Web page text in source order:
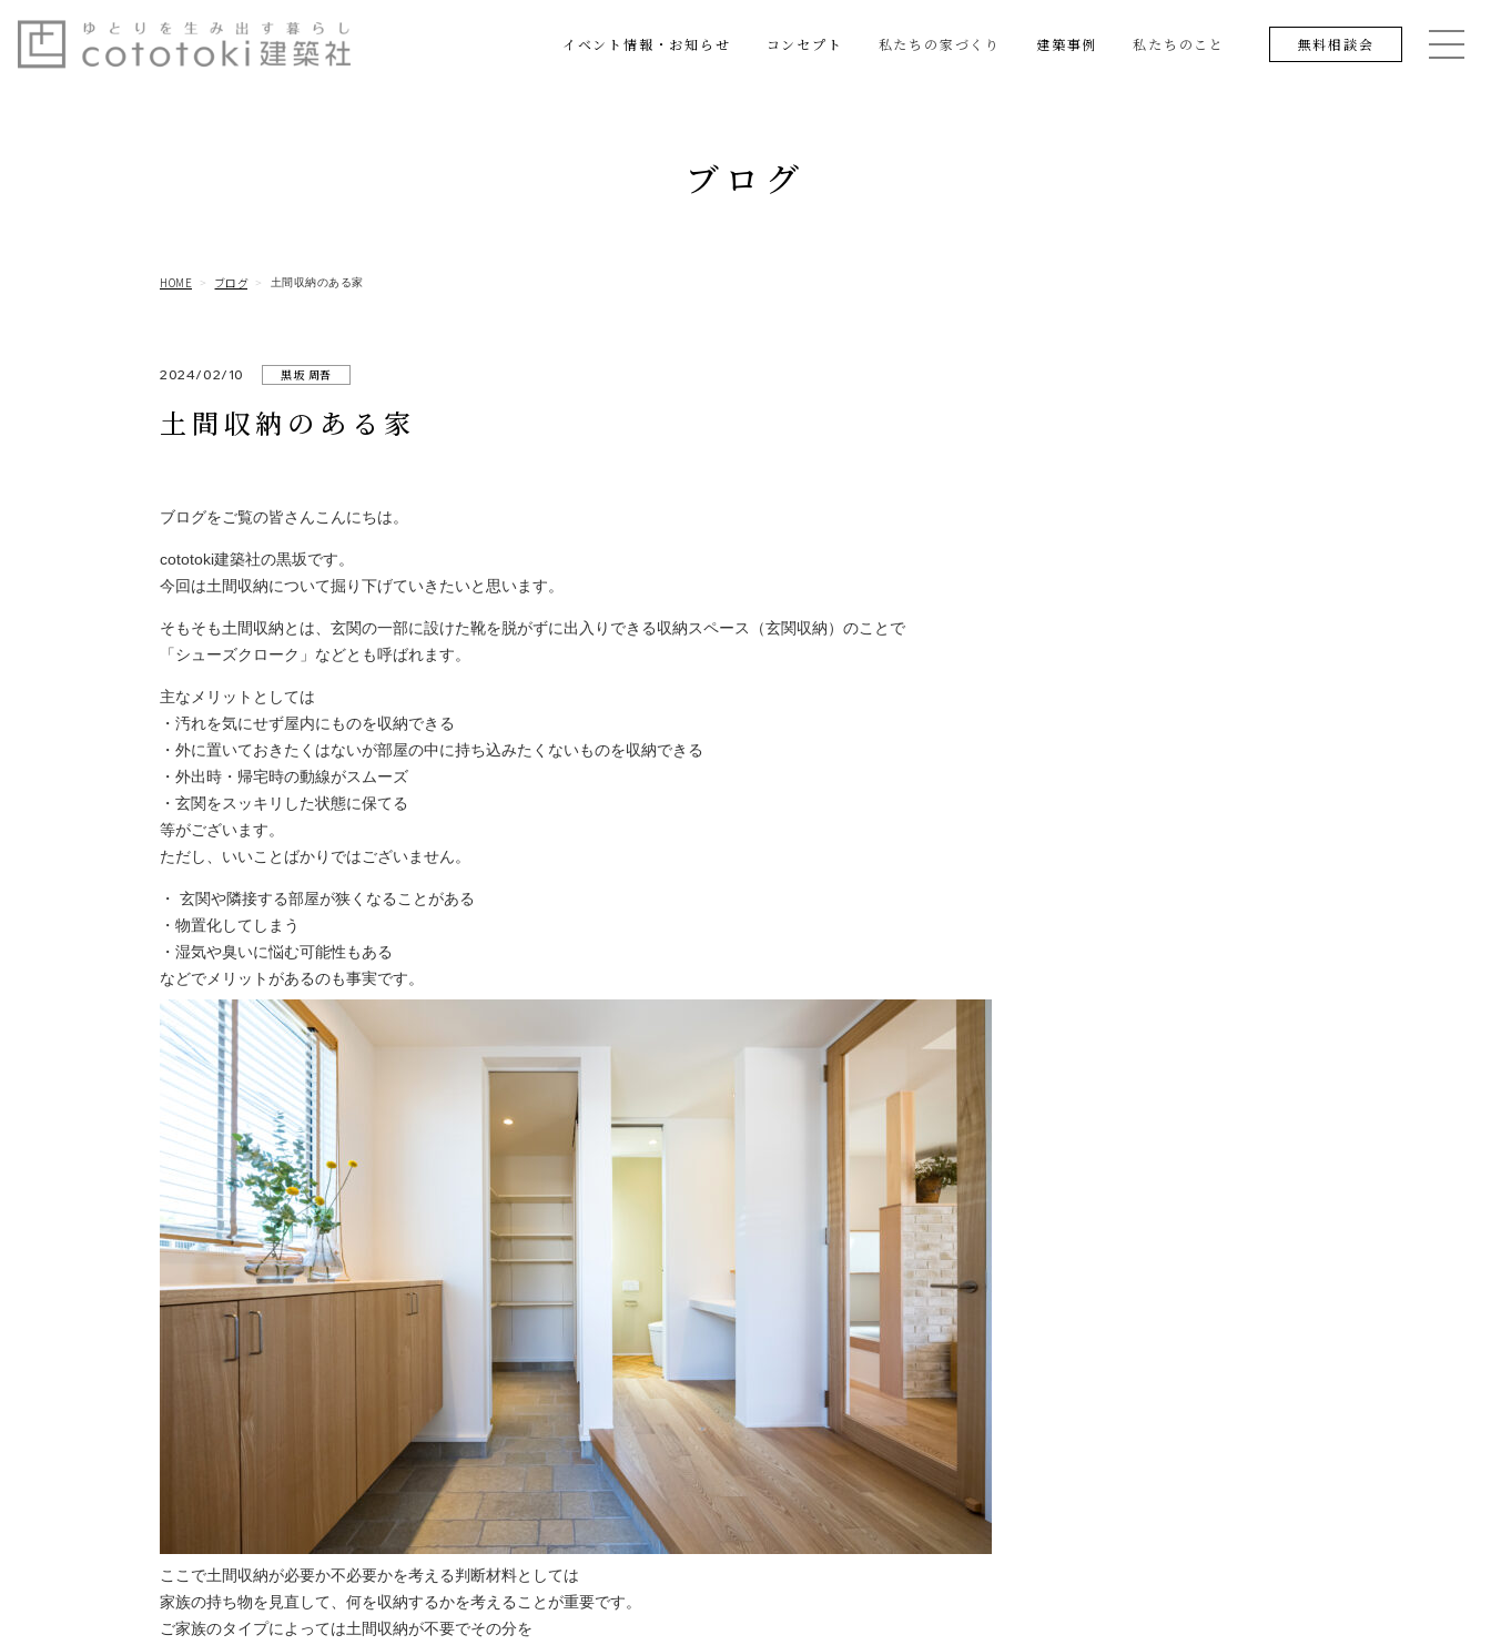
イベント情報・お知らせ コンセプト 私たちの家づくり 建築事例 私たちのこと 無料相談会
ブログ
HOME ブログ 土間収納のある家
2024/02/10 黒坂 周吾
土間収納のある家
ブログをご覧の皆さんこんにちは。
cototoki建築社の黒坂です。
今回は土間収納について掘り下げていきたいと思います。
そもそも土間収納とは、玄関の一部に設けた靴を脱がずに出入りできる収納スペース（玄関収納）のことで
「シューズクローク」などとも呼ばれます。
主なメリットとしては
・汚れを気にせず屋内にものを収納できる
・外に置いておきたくはないが部屋の中に持ち込みたくないものを収納できる
・外出時・帰宅時の動線がスムーズ
・玄関をスッキリした状態に保てる
等がございます。
ただし、いいことばかりではございません。
・ 玄関や隣接する部屋が狭くなることがある
・物置化してしまう
・湿気や臭いに悩む可能性もある
などでメリットがあるのも事実です。
ここで土間収納が必要か不必要かを考える判断材料としては
家族の持ち物を見直して、何を収納するかを考えることが重要です。
ご家族のタイプによっては土間収納が不要でその分を